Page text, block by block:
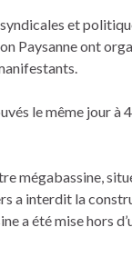
et
Paysanne ont
le même jour
mégabassine,
a interdit la
a été mise hors